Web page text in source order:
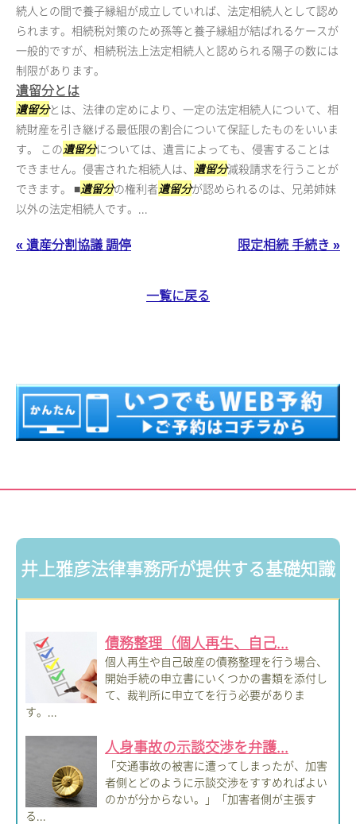
続人との間で養子縁組が成立していれば、法定相続人として認め
られます。相続税対策のため孫等と養子縁組が結ばれるケースが
一般的ですが、相続税法上法定相続人と認められる陽子の数には
制限があります。
遺留分とは
遺留分とは、法律の定めにより、一定の法定相続人について、相
続財産を引き継げる最低限の割合について保証したものをいいま
す。 この遺留分については、遺言によっても、侵害することは
できません。侵害された相続人は、 遺留分減殺請求を行うことが
できます。 ■遺留分の権利者遺留分が認められるのは、兄弟姉妹
以外の法定相続人です。...
« 遺産分割協議 調停 限定相続 手続き »
一覧に戻る
井上雅彦法律事務所が提供する基礎知識
債務整理（個人再生、自己...
個人再生や自己破産の債務整理を行う場合、
開始手続の申立書にいくつかの書類を添付し
て、裁判所に申立てを行う必要がありま
す。...
人身事故の示談交渉を弁護...
「交通事故の被害に遭ってしまったが、加害
者側とどのように示談交渉をすすめればよい
のかが分からない。」「加害者側が主張す
る...